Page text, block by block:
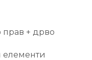
+ дрво
елементи